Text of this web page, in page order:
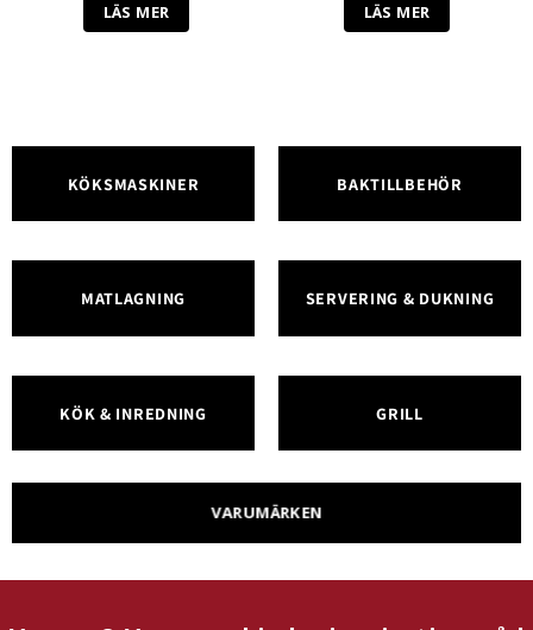
LÄS MER LÄS MER
KÖKSMASKINER BAKTILLBEHÖR
MATLAGNING SERVERING & DUKNING
KÖK & INREDNING GRILL
VARUMÄRKEN